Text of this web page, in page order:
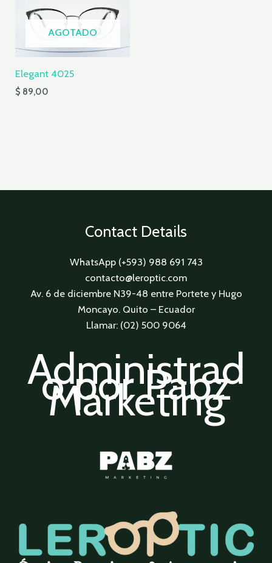
AGOTADO
Elegant 4025
$ 89,00
Contact Details
WhatsApp (+593) 988 691 743
contacto@leroptic.com
Av. 6 de diciembre N39-48 entre Portete y Hugo
Moncayo. Quito – Ecuador
Llamar: (02) 500 9064
Administrad
o por Pabz
Marketing